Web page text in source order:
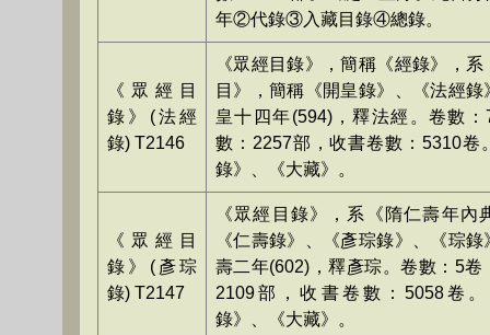
年②代錄③入藏目錄④總錄。
《眾經目
錄》(法經
錄) T2146
《眾經目錄》，簡稱《經錄》，
目》，簡稱《開皇錄》、《法經錄
皇十四年(594)，釋法經。卷數
數：2257部，收書卷數：5310卷
錄》、《大藏》。
《眾經目
錄》(彥琮
錄) T2147
《眾經目錄》，系《隋仁壽年內
《仁壽錄》、《彥琮錄》、《琮
壽二年(602)，釋彥琮。卷數：5卷
2109部，收書卷數：5058卷
錄》、《大藏》。